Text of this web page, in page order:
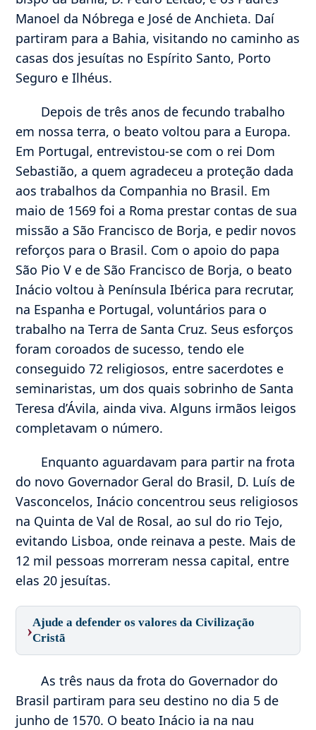
Manoel da Nóbrega e José de Anchieta. Daí
partiram para a Bahia, visitando no caminho as
casas dos jesuítas no Espírito Santo, Porto
Seguro e Ilhéus.
Depois de três anos de fecundo trabalho
em nossa terra, o beato voltou para a Europa.
Em Portugal, entrevistou-se com o rei Dom
Sebastião, a quem agradeceu a proteção dada
aos trabalhos da Companhia no Brasil. Em
maio de 1569 foi a Roma prestar contas de sua
missão a São Francisco de Borja, e pedir novos
reforços para o Brasil. Com o apoio do papa
São Pio V e de São Francisco de Borja, o beato
Inácio voltou à Península Ibérica para recrutar,
na Espanha e Portugal, voluntários para o
trabalho na Terra de Santa Cruz. Seus esforços
foram coroados de sucesso, tendo ele
conseguido 72 religiosos, entre sacerdotes e
seminaristas, um dos quais sobrinho de Santa
Teresa d’Ávila, ainda viva. Alguns irmãos leigos
completavam o número.
Enquanto aguardavam para partir na frota
do novo Governador Geral do Brasil, D. Luís de
Vasconcelos, Inácio concentrou seus religiosos
na Quinta de Val de Rosal, ao sul do rio Tejo,
evitando Lisboa, onde reinava a peste. Mais de
12 mil pessoas morreram nessa capital, entre
elas 20 jesuítas.
›Ajude a defender os valores da Civilização
Cristã
As três naus da frota do Governador do
Brasil partiram para seu destino no dia 5 de
junho de 1570. O beato Inácio ia na nau